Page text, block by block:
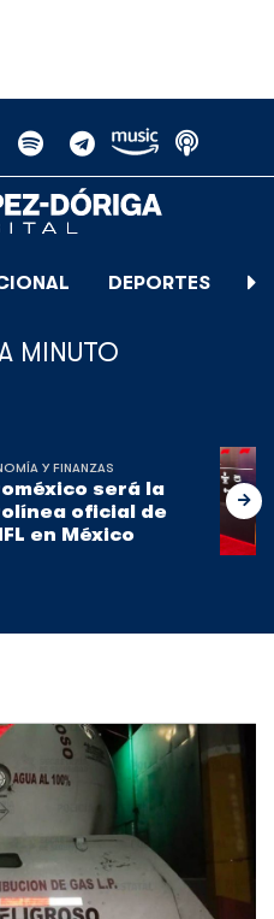
DEPORTES
MINUTO
Y FINANZAS
será la
oficial de
en México